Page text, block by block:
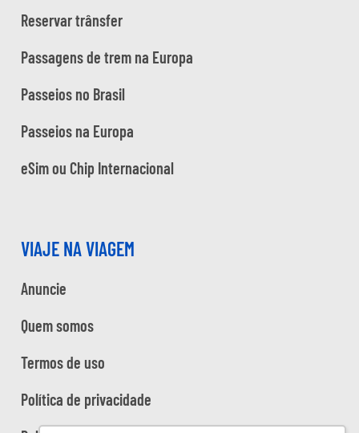
Reservar trânsfer
Passagens de trem na Europa
Passeios no Brasil
Passeios na Europa
eSim ou Chip Internacional
VIAJE NA VIAGEM
Anuncie
Quem somos
Termos de uso
Política de privacidade